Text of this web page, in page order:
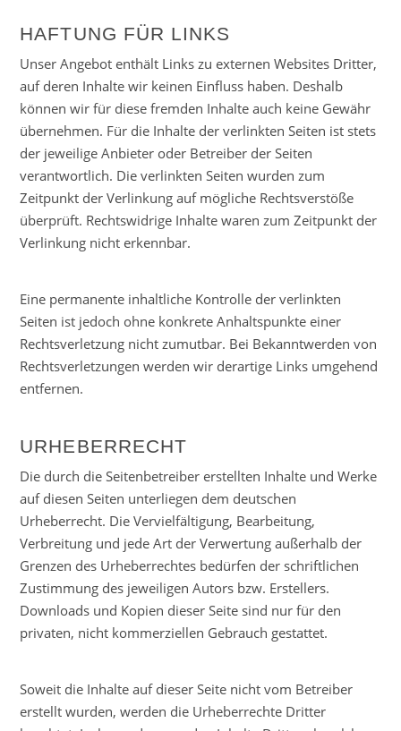
HAFTUNG FÜR LINKS
Unser Angebot enthält Links zu externen Websites Dritter,
auf deren Inhalte wir keinen Einfluss haben. Deshalb
können wir für diese fremden Inhalte auch keine Gewähr
übernehmen. Für die Inhalte der verlinkten Seiten ist stets
der jeweilige Anbieter oder Betreiber der Seiten
verantwortlich. Die verlinkten Seiten wurden zum
Zeitpunkt der Verlinkung auf mögliche Rechtsverstöße
überprüft. Rechtswidrige Inhalte waren zum Zeitpunkt der
Verlinkung nicht erkennbar.
Eine permanente inhaltliche Kontrolle der verlinkten
Seiten ist jedoch ohne konkrete Anhaltspunkte einer
Rechtsverletzung nicht zumutbar. Bei Bekanntwerden von
Rechtsverletzungen werden wir derartige Links umgehend
entfernen.
URHEBERRECHT
Die durch die Seitenbetreiber erstellten Inhalte und Werke
auf diesen Seiten unterliegen dem deutschen
Urheberrecht. Die Vervielfältigung, Bearbeitung,
Verbreitung und jede Art der Verwertung außerhalb der
Grenzen des Urheberrechtes bedürfen der schriftlichen
Zustimmung des jeweiligen Autors bzw. Erstellers.
Downloads und Kopien dieser Seite sind nur für den
privaten, nicht kommerziellen Gebrauch gestattet.
Soweit die Inhalte auf dieser Seite nicht vom Betreiber
erstellt wurden, werden die Urheberrechte Dritter